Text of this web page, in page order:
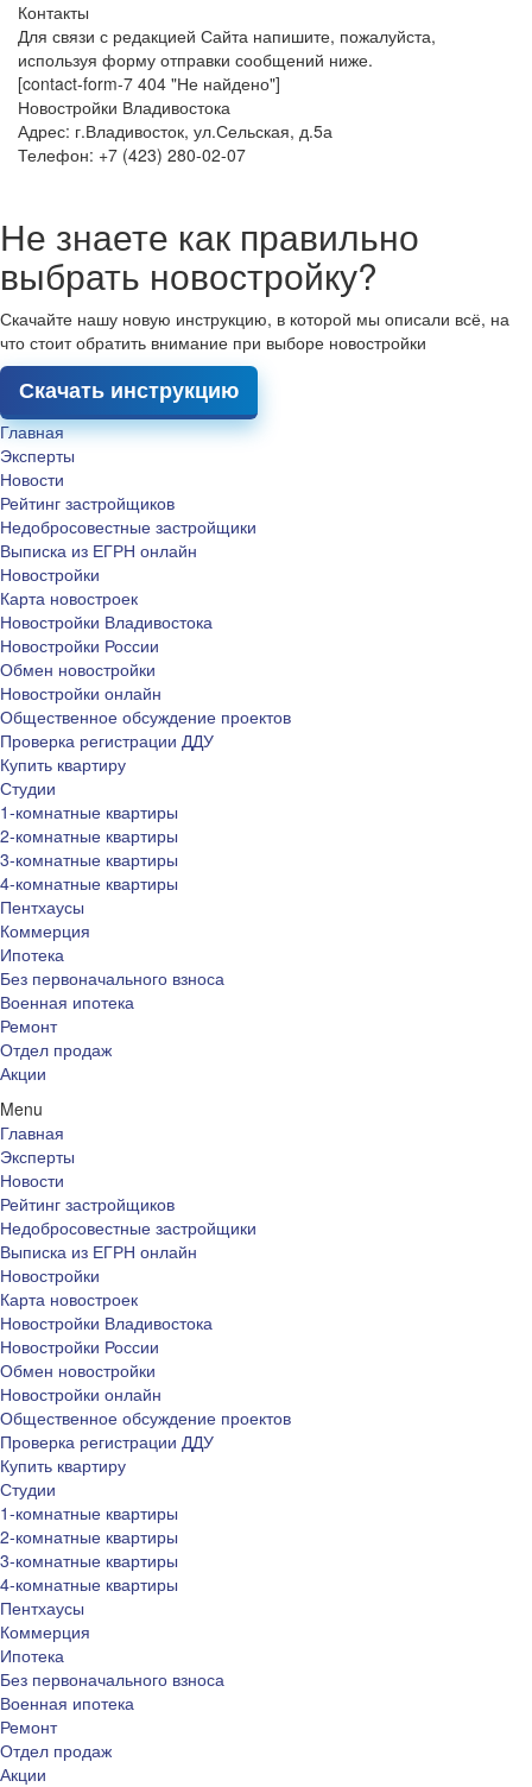
Контакты
Для связи с редакцией Сайта напишите, пожалуйста,
используя форму отправки сообщений ниже.
[contact-form-7 404 "Не найдено"]
Новостройки Владивостока
Адрес: г.Владивосток, ул.Сельская, д.5а
Телефон: +7 (423) 280-02-07
Не знаете как правильно
выбрать новостройку?
Скачайте нашу новую инструкцию, в которой мы описали всё, на
что стоит обратить внимание при выборе новостройки
Скачать инструкцию
Главная
Эксперты
Новости
Рейтинг застройщиков
Недобросовестные застройщики
Выписка из ЕГРН онлайн
Новостройки
Карта новостроек
Новостройки Владивостока
Новостройки России
Обмен новостройки
Новостройки онлайн
Общественное обсуждение проектов
Проверка регистрации ДДУ
Купить квартиру
Студии
1-комнатные квартиры
2-комнатные квартиры
3-комнатные квартиры
4-комнатные квартиры
Пентхаусы
Коммерция
Ипотека
Без первоначального взноса
Военная ипотека
Ремонт
Отдел продаж
Акции
Menu
Главная
Эксперты
Новости
Рейтинг застройщиков
Недобросовестные застройщики
Выписка из ЕГРН онлайн
Новостройки
Карта новостроек
Новостройки Владивостока
Новостройки России
Обмен новостройки
Новостройки онлайн
Общественное обсуждение проектов
Проверка регистрации ДДУ
Купить квартиру
Студии
1-комнатные квартиры
2-комнатные квартиры
3-комнатные квартиры
4-комнатные квартиры
Пентхаусы
Коммерция
Ипотека
Без первоначального взноса
Военная ипотека
Ремонт
Отдел продаж
Акции